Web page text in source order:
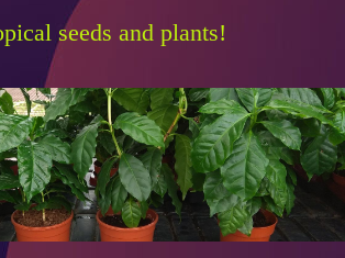
seeds and plants!